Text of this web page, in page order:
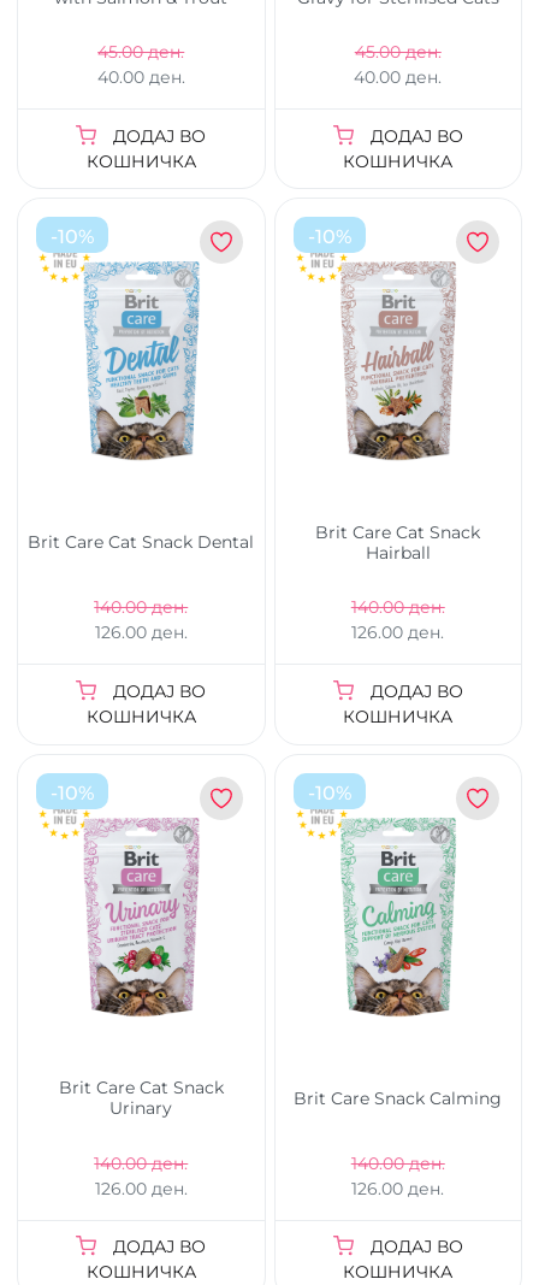
45.00 ден.
40.00 ден.
ДОДАЈ ВО
КОШНИЧКА
45.00 ден.
40.00 ден.
ДОДАЈ ВО
КОШНИЧКА
-10%
Brit Care Cat Snack Dental
140.00 ден.
126.00 ден.
ДОДАЈ ВО
КОШНИЧКА
-10%
Brit Care Cat Snack
Hairball
140.00 ден.
126.00 ден.
ДОДАЈ ВО
КОШНИЧКА
-10%
Brit Care Cat Snack
Urinary
140.00 ден.
126.00 ден.
ДОДАЈ ВО
КОШНИЧКА
-10%
Brit Care Snack Calming
140.00 ден.
126.00 ден.
ДОДАЈ ВО
КОШНИЧКА